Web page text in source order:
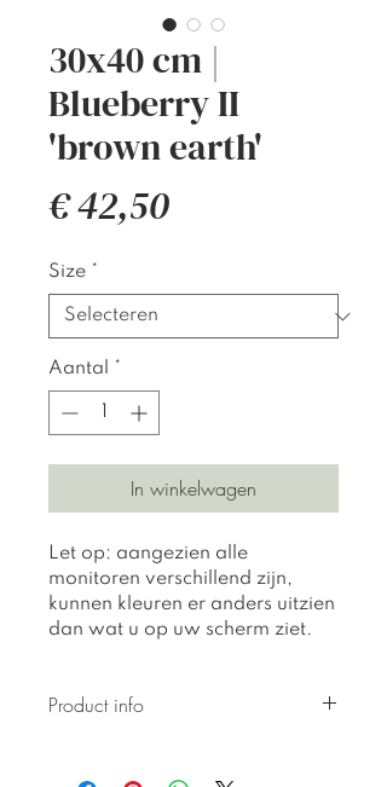
30x40 cm |
Blueberry II
'brown earth'
€ 42,50Prijs
Size *
Aantal *
In winkelwagen
Let op: aangezien alle
monitoren verschillend zijn,
kunnen kleuren er anders uitzien
dan wat u op uw scherm ziet.
Product info